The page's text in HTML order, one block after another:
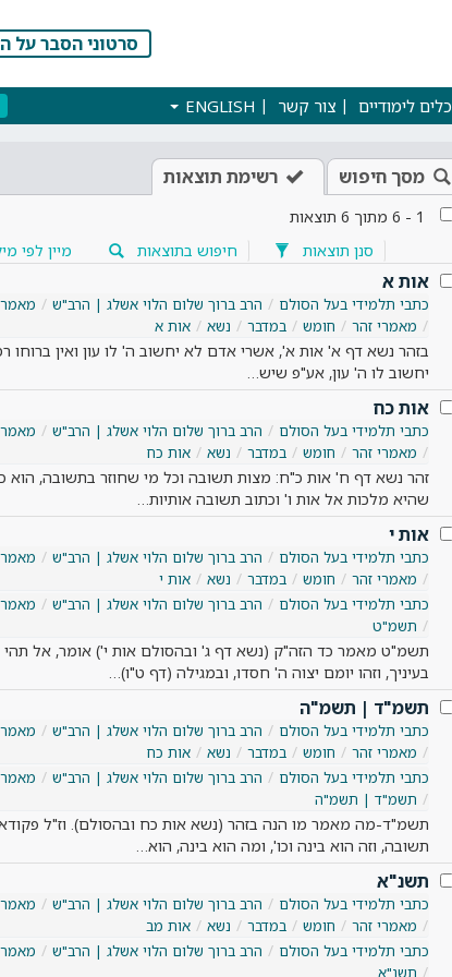
סרטוני הסבר על
כלים לימודיים צור קשר ENGLISH
מסך חיפוש רשימת תוצאות
1
-
6 מתוך 6 תוצאות
סנן תוצאות
חיפוש בתוצאות מיין לפי
אות א
כתבי תלמידי בעל הסולם הרב ברוך שלום הלוי אשלג | הרב"ש
מאמרי זהר
חומש במדבר נשא אות א
בזהר נשא דף א' אות א', אשרי אדם לא יחשוב ה' לו עון ואין ברוחו
יחשוב לו ה' עון, אע"פ שיש…
אות כח
כתבי תלמידי בעל הסולם הרב ברוך שלום הלוי אשלג | הרב"ש
מאמרי זהר
חומש במדבר נשא אות כח
זהר נשא דף ח' אות כ"ח: מצות תשובה וכל מי שחוזר בתשובה, הוא
שהיא מלכות אל אות ו' וכתוב תשובה אותיות…
אות י
כתבי תלמידי בעל הסולם הרב ברוך שלום הלוי אשלג | הרב"ש
מאמרי זהר
חומש במדבר נשא
אות י
כתבי תלמידי בעל הסולם
הרב ברוך שלום הלוי אשלג | הרב"ש
תשמ"ט
תשמ"ט מאמר כד הזה"ק (נשא דף ג' ובהסולם אות י') אומר, אל תהי
בעיניך, וזהו יומם יצוה ה' חסדו, ובמגילה (דף ט"ו)…
תשמ"ד | תשמ"ה
כתבי תלמידי בעל הסולם הרב ברוך שלום הלוי אשלג | הרב"ש
מאמרי זהר
חומש במדבר נשא
אות כח
כתבי תלמידי בעל הסולם
הרב ברוך שלום הלוי אשלג | הרב"ש
תשמ"ד | תשמ"ה
תשמ"ד-מה מאמר מו הנה בזהר (נשא אות כח ובהסולם). וז"ל
תשובה, וזה הוא בינה וכו', ומה הוא בינה, הוא…
תשנ"א
כתבי תלמידי בעל הסולם הרב ברוך שלום הלוי אשלג | הרב"ש
מאמרי זהר
חומש במדבר נשא
אות מב
כתבי תלמידי בעל הסולם
הרב ברוך שלום הלוי אשלג | הרב"ש
תשנ"א